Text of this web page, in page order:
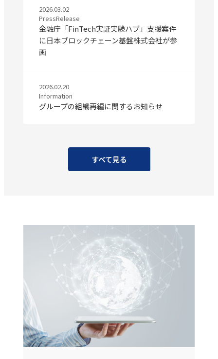
2026.03.02
PressRelease
金融庁「FinTech実証実験ハブ」支援案件
に日本ブロックチェーン基盤株式会社が参
画
2026.02.20
Information
グループの組織再編に関するお知らせ
すべて見る